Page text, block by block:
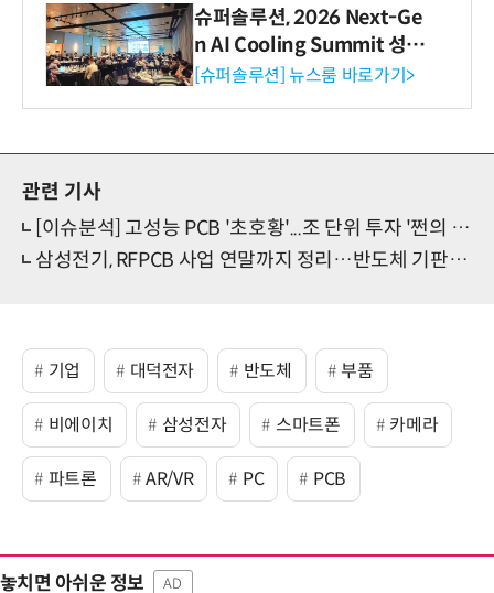
슈퍼솔루션, 2026 Next-Ge
n AI Cooling Summit 성황
리 성료
[슈퍼솔루션] 뉴스룸 바로가기>
관련 기사
[이슈분석] 고성능 PCB '초호황'...조 단위 투자 '쩐의 전쟁' 펼쳐진다
삼성전기, RFPCB 사업 연말까지 정리…반도체 기판 중심 '선택과 집중'
기업 대덕전자 반도체 부품
비에이치 삼성전자 스마트폰 카메라
파트론 AR/VR PC PCB
놓치면 아쉬운 정보 AD